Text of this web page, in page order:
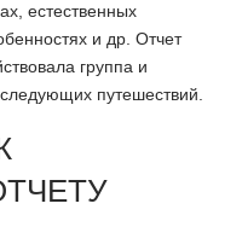
естественных
и др. Отчет
группа и
путешествий.